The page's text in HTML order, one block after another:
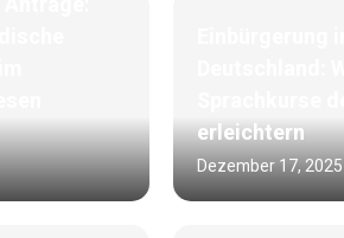
erleichtern
Dezember 17, 2025